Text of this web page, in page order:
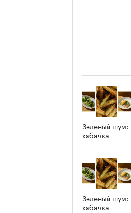
Зеленый шум:
кабачка
Зеленый шум:
кабачка